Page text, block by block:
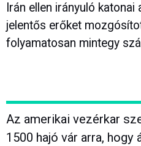
Irán ellen irányuló
jelentős erőket
folyamatosan mintegy
Az amerikai vezérkar
1500 hajó vár arra, hogy